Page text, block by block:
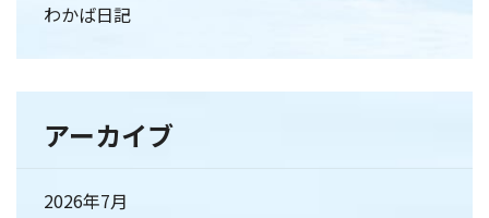
わかば日記
アーカイブ
2026年7月